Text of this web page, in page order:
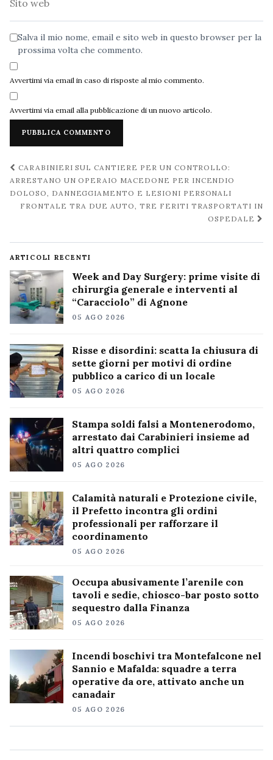
Salva il mio nome, email e sito web in questo browser per la
prossima volta che commento.
Avvertimi via email in caso di risposte al mio commento.
Avvertimi via email alla pubblicazione di un nuovo articolo.
Navigazione
post
CARABINIERI SUL CANTIERE PER UN CONTROLLO:
ARRESTANO UN OPERAIO MACEDONE PER INCENDIO
DOLOSO, DANNEGGIAMENTO E LESIONI PERSONALI
FRONTALE TRA DUE AUTO, TRE FERITI TRASPORTATI IN
OSPEDALE
ARTICOLI RECENTI
Week and Day Surgery: prime visite di
chirurgia generale e interventi al
“Caracciolo” di Agnone
05 AGO 2026
Risse e disordini: scatta la chiusura di
sette giorni per motivi di ordine
pubblico a carico di un locale
05 AGO 2026
Stampa soldi falsi a Montenerodomo,
arrestato dai Carabinieri insieme ad
altri quattro complici
05 AGO 2026
Calamità naturali e Protezione civile,
il Prefetto incontra gli ordini
professionali per rafforzare il
coordinamento
05 AGO 2026
Occupa abusivamente l’arenile con
tavoli e sedie, chiosco-bar posto sotto
sequestro dalla Finanza
05 AGO 2026
Incendi boschivi tra Montefalcone nel
Sannio e Mafalda: squadre a terra
operative da ore, attivato anche un
canadair
05 AGO 2026